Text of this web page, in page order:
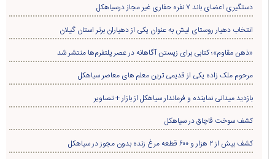
دستگیری اعضای باند ۷ نفره حفاری غير مجاز درسیاهکل
انتخاب دهیار روستای لیش به عنوان یکی از دهیاران برتر استان گیلان
«ذهن مقاوم»؛ کتابی برای زیستن آگاهانه در عصر پلتفرم‌ها منتشر شد
مرحوم ملک زاده یکی از قدیمی ترین معلم های معاصر سیاهکل
بازدید میدانی نماینده و فرماندار سیاهکل از بازار + تصاویر
کشف سوخت قاچاق در سياهکل
کشف بیش از ۲ هزار و ۶۰۰ قطعه مرغ زنده بدون مجوز در سیاهکل